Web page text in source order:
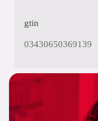
gtin
03430650369139